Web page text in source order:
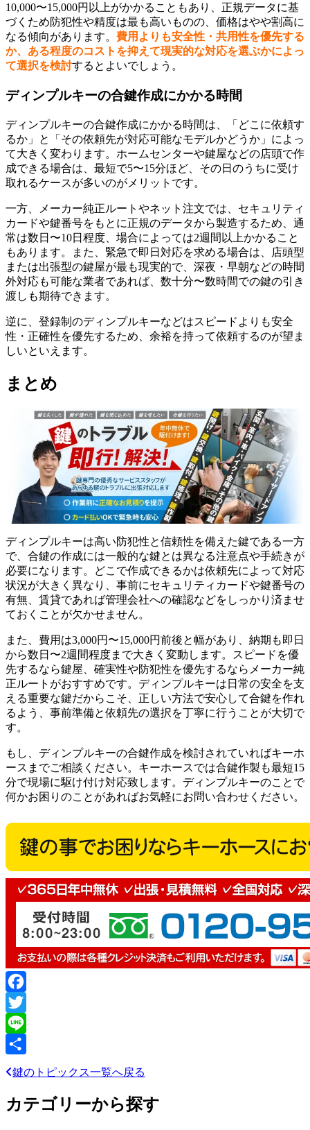
10,000〜15,000円以上がかかることもあり、正規データに基
づくため防犯性や精度は最も高いものの、価格はやや割高に
なる傾向があります。 費用よりも安全性・共用性を優先する
か、ある程度のコストを抑えて現実的な対応を選ぶかによっ
て選択を検討するとよいでしょう。
ディンプルキーの合鍵作成にかかる時間
ディンプルキーの合鍵作成にかかる時間は、「どこに依頼す
るか」と「その依頼先が対応可能なモデルかどうか」によっ
て大きく変わります。ホームセンターや鍵屋などの店頭で作
成できる場合は、最短で5〜15分ほど、その日のうちに受け
取れるケースが多いのがメリットです。
一方、メーカー純正ルートやネット注文では、セキュリティ
カードや鍵番号をもとに正規のデータから製造するため、通
常は数日〜10日程度、場合によっては2週間以上かかること
もあります。また、緊急で即日対応を求める場合は、店頭型
または出張型の鍵屋が最も現実的で、深夜・早朝などの時間
外対応も可能な業者であれば、数十分〜数時間での鍵の引き
渡しも期待できます。
逆に、登録制のディンプルキーなどはスピードよりも安全
性・正確性を優先するため、余裕を持って依頼するのが望ま
しいといえます。
まとめ
ディンプルキーは高い防犯性と信頼性を備えた鍵である一方
で、合鍵の作成には一般的な鍵とは異なる注意点や手続きが
必要になります。どこで作成できるかは依頼先によって対応
状況が大きく異なり、事前にセキュリティカードや鍵番号の
有無、賃貸であれば管理会社への確認などをしっかり済ませ
ておくことが欠かせません。
また、費用は3,000円〜15,000円前後と幅があり、納期も即日
から数日〜2週間程度まで大きく変動します。スピードを優
先するなら鍵屋、確実性や防犯性を優先するならメーカー純
正ルートがおすすめです。ディンプルキーは日常の安全を支
える重要な鍵だからこそ、正しい方法で安心して合鍵を作れ
るよう、事前準備と依頼先の選択を丁寧に行うことが大切で
す。
もし、ディンプルキーの合鍵作成を検討されていればキーホ
ースまでご相談ください。キーホースでは合鍵作製も最短15
分で現場に駆け付け対応致します。ディンプルキーのことで
何かお困りのことがあればお気軽にお問い合わせください。
Facebook
Twitter
Line
共
鍵のトピックス一覧へ戻る
カテゴリーから探す